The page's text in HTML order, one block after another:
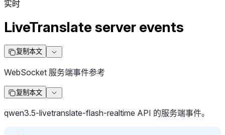
实时
LiveTranslate server events
复制本文
WebSocket 服务端事件参考
复制本文
qwen3.5-livetranslate-flash-realtime API 的服务端事件。